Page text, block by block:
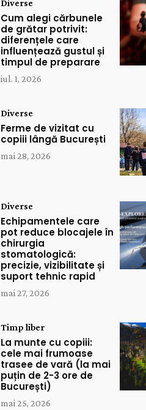
Diverse
Cum alegi cărbunele
de grătar potrivit:
diferențele care
influențează gustul și
timpul de preparare
iul. 1, 2026
Diverse
Ferme de vizitat cu
copiii lângă București
mai 28, 2026
Diverse
Echipamentele care
pot reduce blocajele în
chirurgia
stomatologică:
precizie, vizibilitate și
suport tehnic rapid
mai 27, 2026
Timp liber
La munte cu copiii:
cele mai frumoase
trasee de vară (la mai
puțin de 2-3 ore de
București)
mai 25, 2026